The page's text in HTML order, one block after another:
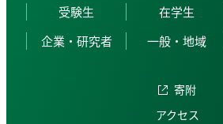
受験生 在学生
企業・研究者
一般・地域
寄附
アクセス